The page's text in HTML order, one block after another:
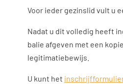
Voor ieder gezinslid vult u
Nadat u dit volledig heeft
balie afgeven met een
legitimatiebewijs.
U kunt het